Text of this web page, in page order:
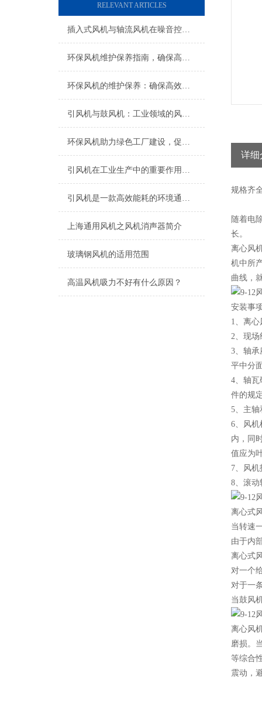
RELEVANT ARTICLES
插入式风机与轴流风机在噪音控制上有何差异？
环保风机维护保养指南，确保高效稳定运行
环保风机的维护保养：确保高效运行的关键
引风机与鼓风机：工业领域的风动双子星
环保风机助力绿色工厂建设，促进节能减排
引风机在工业生产中的重要作用及发展趋势
引风机是一款高效能耗的环境通风设备
上海​通用风机之风机消声器简介
玻璃钢风机的适用范围
高温风机吸力不好有什么原因？
详细
规格齐
随着电
长。
离心风
机中所
曲线，
安装事
1、离
2、现场
3、轴承
平中分
4、轴瓦
件的规
5、主轴
6、风机
内，同
值应为
7、风
8、滚动
离心式
当转速
由于内
离心式
对一个
对于一
当鼓风
离心风
磨损。
等综合
震动，